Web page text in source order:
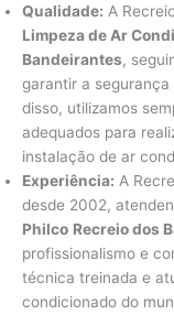
Qualidade: A
Limpeza de Ar
Bandeirantes,
garantir a
disso, utilizamos
adequados para
instalação de ar
Experiência: A
desde 2002,
Philco Recreio dos
profissionalismo e
técnica treinada e
condicionado do